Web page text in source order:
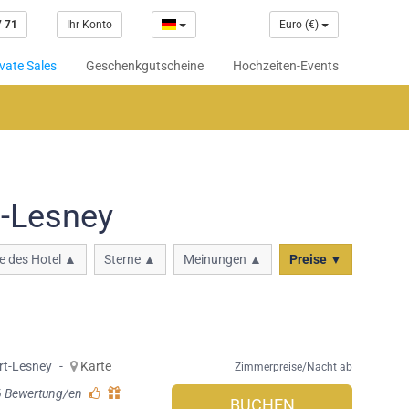
71 Ihr Konto Euro (€)
Sales Geschenkgutscheine Hochzeiten-Events
des Hotel ▲ Sterne ▲ Meinungen ▲ Preise ▼
Lesney -
Karte
Bewertung/en
Zimmerpreise/Nacht ab
BUCHEN